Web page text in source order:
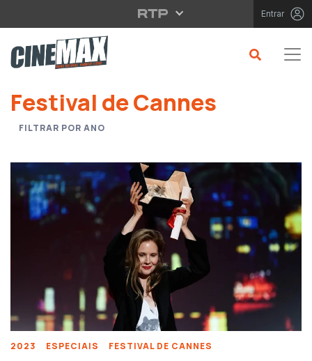
Saltar para o conteúdo principal Entrar
Festival de Cannes
FILTRAR POR ANO
2023 ESPECIAIS FESTIVAL DE CANNES